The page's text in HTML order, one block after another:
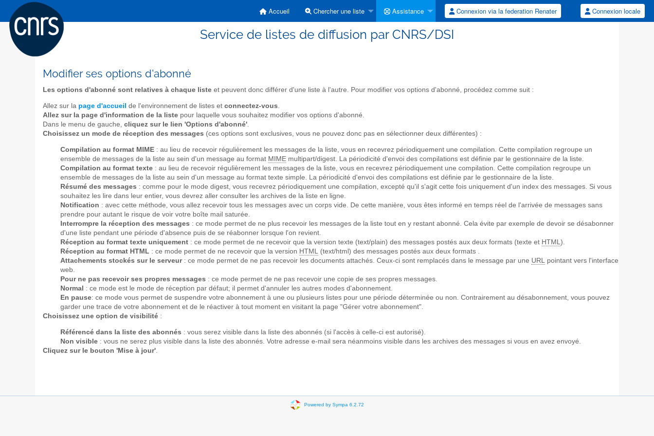
Accueil Chercher une liste Assistance Connexion via la federation Renater Connexion locale
Service de listes de diffusion par CNRS/DSI
Modifier ses options d'abonné
Les options d'abonné sont relatives à chaque liste et peuvent donc différer d'une liste à l'autre. Pour modifier vos options d'abonné, procédez comme suit :
Allez sur la page d'accueil de l'environnement de listes et connectez-vous.
Allez sur la page d'information de la liste pour laquelle vous souhaitez modifier vos options d'abonné.
Dans le menu de gauche, cliquez sur le lien 'Options d'abonné'.
Choisissez un mode de réception des messages (ces options sont exclusives, vous ne pouvez donc pas en sélectionner deux différentes) :
Compilation au format MIME : au lieu de recevoir régulièrement les messages de la liste, vous en recevrez périodiquement une compilation. Cette compilation regroupe un
ensemble de messages de la liste au sein d'un message au format MIME multipart/digest. La périodicité d'envoi des compilations est définie par le gestionnaire de la liste.
Compilation au format texte : au lieu de recevoir régulièrement les messages de la liste, vous en recevrez périodiquement une compilation. Cette compilation regroupe un
ensemble de messages de la liste au sein d'un message au format texte simple. La périodicité d'envoi des compilations est définie par le gestionnaire de la liste.
Résumé des messages : comme pour le mode digest, vous recevrez périodiquement une compilation, excepté qu'il s'agit cette fois uniquement d'un index des messages. Si vous
souhaitez les lire dans leur entier, vous devrez aller consulter les archives de la liste en ligne.
Notification : avec cette méthode, vous allez recevoir tous les messages avec un corps vide. De cette manière, vous êtes informé en temps réel de l'arrivée de messages sans
prendre pour autant le risque de voir votre boîte mail saturée.
Interrompre la réception des messages : ce mode permet de ne plus recevoir les messages de la liste tout en y restant abonné. Cela évite par exemple de devoir se désabonner
d'une liste pendant une période d'absence puis de se réabonner lorsque l'on revient.
Réception au format texte uniquement : ce mode permet de ne recevoir que la version texte (text/plain) des messages postés aux deux formats (texte et HTML ).
Réception au format HTML : ce mode permet de ne recevoir que la version HTML
(text/html) des messages postés aux deux formats .
Attachements stockés sur le serveur: ce mode permet de ne pas recevoir les documents attachés. Ceux-ci sont remplacés dans le message par une URL
pointant vers l'interface
web.
Pour ne pas recevoir ses propres messages : ce mode permet de ne pas recevoir une copie de ses propres messages.
Normal : ce mode est le mode de réception par défaut; il permet d'annuler les autres modes d'abonnement.
En pause: ce mode vous permet de suspendre votre abonnement à une ou plusieurs listes pour une période déterminée ou non. Contrairement au désabonnement, vous pouvez
garder une trace de votre abonnement et de le réactiver à tout moment en visitant la page "Gérer votre abonnement".
Choisissez une option de visibilité :
Référencé dans la liste des abonnés : vous serez visible dans la liste des abonnés (si l'accès à celle-ci est autorisé).
Non visible : vous ne serez plus visible dans la liste des abonnés. Votre adresse e-mail sera néanmoins visible dans les archives des messages si vous en avez envoyé.
Cliquez sur le bouton 'Mise à jour'
Powered by Sympa 6.2.72